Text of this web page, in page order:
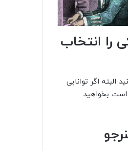
را انتخاب
اگر توانایی
است بخواهید